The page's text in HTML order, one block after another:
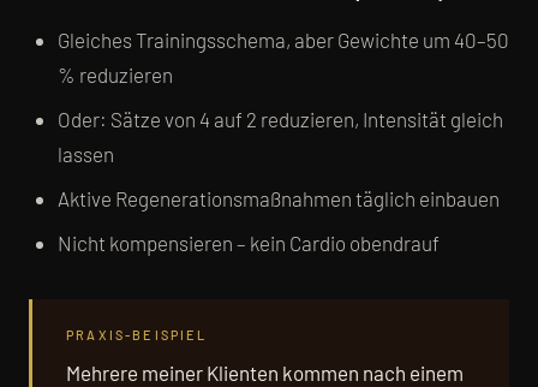
Gleiches Trainingsschema, aber Gewichte um 40–50
% reduzieren
Oder: Sätze von 4 auf 2 reduzieren, Intensität gleich
lassen
Aktive Regenerationsmaßnahmen täglich einbauen
Nicht kompensieren – kein Cardio obendrauf
PRAXIS-BEISPIEL
Mehrere meiner Klienten kommen nach einem